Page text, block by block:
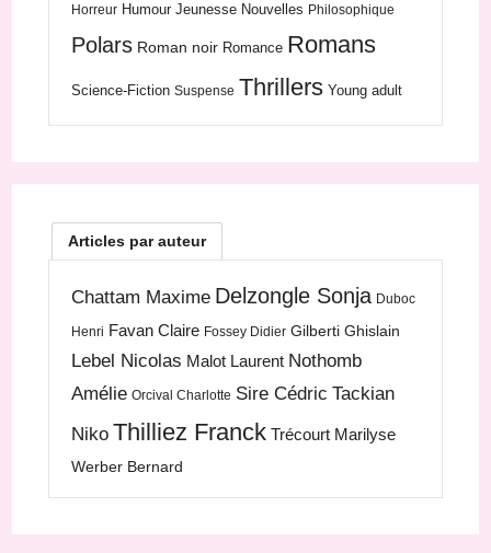
Horreur Humour Jeunesse Nouvelles Philosophique
Polars Roman noir Romance Romans
Science-Fiction Suspense Thrillers Young adult
Articles par auteur
Chattam Maxime Delzongle Sonja Duboc
Henri Favan Claire Fossey Didier Gilberti Ghislain
Lebel Nicolas Malot Laurent Nothomb
Amélie Orcival Charlotte Sire Cédric Tackian
Niko Thilliez Franck Trécourt Marilyse
Werber Bernard